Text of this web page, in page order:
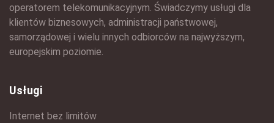
operatorem telekomunikacyjnym. Świadczymy usługi dla
klientów biznesowych, administracji państwowej,
samorządowej i wielu innych odbiorców na najwyższym,
europejskim poziomie.
Usługi
Internet bez limitów